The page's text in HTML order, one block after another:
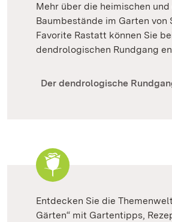
Mehr über die heimischen
Baumbestände im Garten von
Favorite Rastatt können Sie
dendrologischen Rundgang
Der dendrologische
Entdecken Sie die
Gärten“ mit Gartentipps,